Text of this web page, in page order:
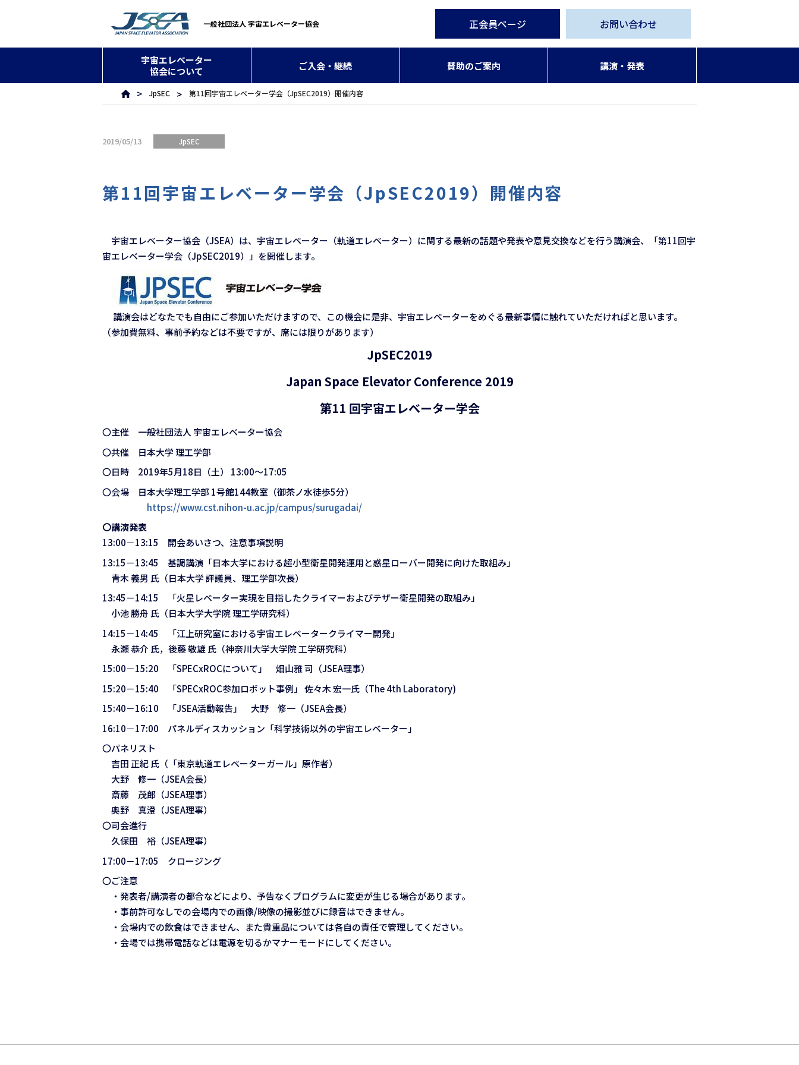
一般社団法人 宇宙エレベーター協会 正会員ページ お問い合わせ
宇宙エレベーター
協会について
ご入会・継続 賛助のご案内 講演・発表
JpSEC 第11回宇宙エレベーター学会（JpSEC2019）開催内容
2019/05/13 JpSEC
第11回宇宙エレベーター学会（JpSEC2019）開催内容
宇宙エレベーター協会（JSEA）は、宇宙エレベーター（軌道エレベーター）に関する最新の話題や発表や意見交換などを行う講演会、「第11回宇
宙エレベーター学会（JpSEC2019）」を開催します。
講演会はどなたでも自由にご参加いただけますので、この機会に是非、宇宙エレベーターをめぐる最新事情に触れていただければと思います。
（参加費無料、事前予約などは不要ですが、席には限りがあります）
JpSEC2019
Japan Space Elevator Conference 2019
第11 回宇宙エレベーター学会
〇主催 一般社団法人 宇宙エレベーター協会
〇共催 日本大学 理工学部
〇日時 2019年5月18日（土） 13:00～17:05
〇会場 日本大学理工学部 1号館144教室（御茶ノ水徒歩5分）
https://www.cst.nihon-u.ac.jp/campus/surugadai/
〇講演発表
13:00－13:15 開会あいさつ、注意事項説明
13:15－13:45 基調講演「日本大学における超小型衛星開発運用と惑星ローバー開発に向けた取組み」
青木 義男 氏（日本大学 評議員、理工学部次長）
13:45－14:15 「火星レベーター実現を目指したクライマーおよびテザー衛星開発の取組み」
小池 勝舟 氏（日本大学大学院 理工学研究科）
14:15－14:45 「江上研究室における宇宙エレベータークライマー開発」
永瀬 恭介 氏，後藤 敬雄 氏（神奈川大学大学院 工学研究科）
15:00－15:20 「SPECxROCについて」 畑山雅 司（JSEA理事）
15:20－15:40 「SPECxROC参加ロボット事例」 佐々木 宏一氏（The 4th Laboratory)
15:40－16:10 「JSEA活動報告」 大野 修一（JSEA会長）
16:10－17:00 パネルディスカッション「科学技術以外の宇宙エレベーター」
〇パネリスト
吉田 正紀 氏（「東京軌道エレベーターガール」原作者）
大野 修一（JSEA会長）
斎藤 茂郎（JSEA理事）
奥野 真澄（JSEA理事）
〇司会進行
久保田 裕（JSEA理事）
17:00－17:05 クロージング
〇ご注意
・発表者/講演者の都合などにより、予告なくプログラムに変更が生じる場合があります。
・事前許可なしでの会場内での画像/映像の撮影並びに録音はできません。
・会場内での飲食はできません、また貴重品については各自の責任で管理してください。
・会場では携帯電話などは電源を切るかマナーモードにしてください。